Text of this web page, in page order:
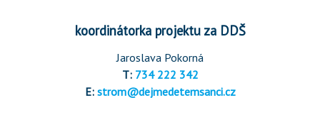
koordinátorka projektu za DDŠ
Jaroslava Pokorná
T: 734 222 342
E: strom@dejmedetemsanci.cz